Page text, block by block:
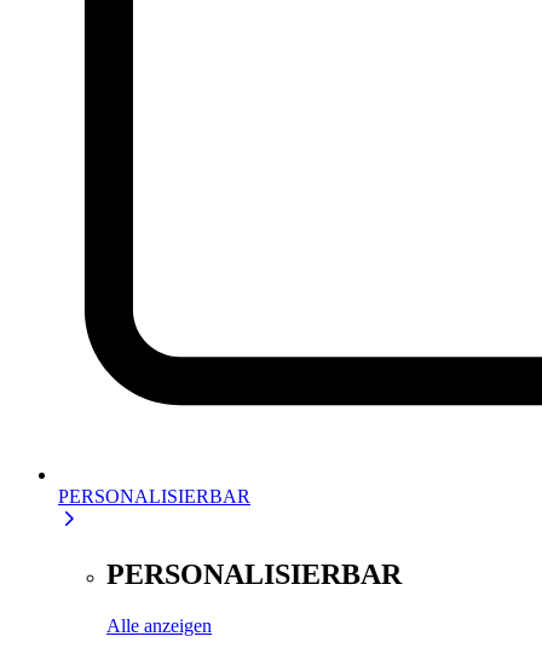
PERSONALISIERBAR
PERSONALISIERBAR
Alle anzeigen